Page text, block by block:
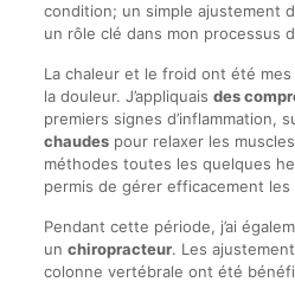
condition; un simple ajustement
un rôle clé dans mon processus
La chaleur et le froid ont été
la douleur. J’appliquais des
premiers signes d’inflammation,
chaudespour relaxer les
méthodes toutes les quelques
permis de gérer efficacement les
Pendant cette période, j’ai
un chiropracteur. Les
colonne vertébrale ont été